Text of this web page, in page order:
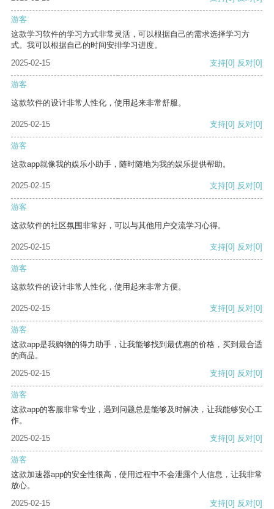
游客
这款学习软件的学习方式非常灵活，可以根据自己的需求选择学习方
式。我可以根据自己的时间安排学习进度。
2025-02-15
支持[0] 反对[0]
游客
这款软件的设计非常人性化，使用起来非常舒服。
2025-02-15 支持[0] 反对[0]
游客
这款app就像我的娱乐小助手，随时随地为我的娱乐提供帮助。
2025-02-15 支持[0] 反对[0]
游客
这款软件的社区氛围非常好，可以与其他用户交流学习心得。
2025-02-15 支持[0] 反对[0]
游客
这款软件的设计非常人性化，使用起来非常方便。
2025-02-15 支持[0] 反对[0]
游客
这款app是我购物的得力助手，让我能够找到最优惠的价格，买到最合适
的商品。
2025-02-15
支持[0] 反对[0]
游客
这款app的客服非常专业，遇到问题总是能够及时解决，让我能够安心工
作。
2025-02-15
支持[0] 反对[0]
游客
这款加速器app的安全性很高，使用过程中不会泄露个人信息，让我非常
放心。
2025-02-15
支持[0] 反对[0]